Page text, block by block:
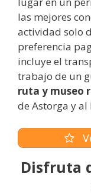
las mejores
actividad solo
preferencia
incluye el
trabajo de un
ruta y museo
de Astorga y al
Disfruta